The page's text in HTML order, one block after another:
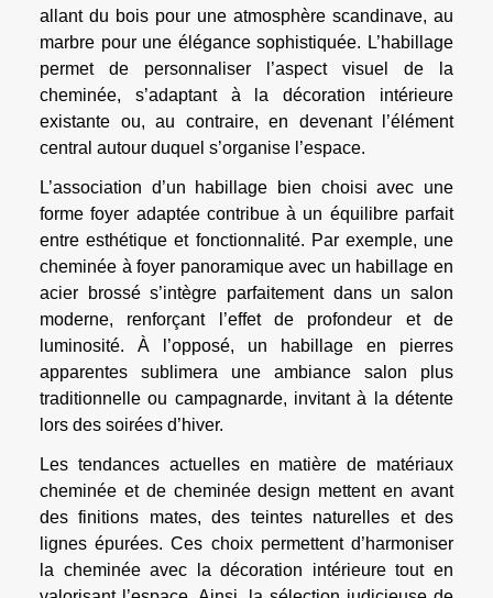
allant du bois pour une atmosphère scandinave, au
marbre pour une élégance sophistiquée. L’habillage
permet de personnaliser l’aspect visuel de la
cheminée, s’adaptant à la décoration intérieure
existante ou, au contraire, en devenant l’élément
central autour duquel s’organise l’espace.
L’association d’un habillage bien choisi avec une
forme foyer adaptée contribue à un équilibre parfait
entre esthétique et fonctionnalité. Par exemple, une
cheminée à foyer panoramique avec un habillage en
acier brossé s’intègre parfaitement dans un salon
moderne, renforçant l’effet de profondeur et de
luminosité. À l’opposé, un habillage en pierres
apparentes sublimera une ambiance salon plus
traditionnelle ou campagnarde, invitant à la détente
lors des soirées d’hiver.
Les tendances actuelles en matière de matériaux
cheminée et de cheminée design mettent en avant
des finitions mates, des teintes naturelles et des
lignes épurées. Ces choix permettent d’harmoniser
la cheminée avec la décoration intérieure tout en